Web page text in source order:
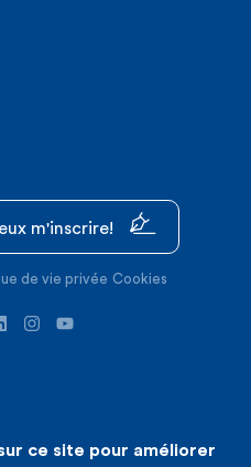
m'inscrire!
de vie privée Cookies
site internet : Expansion
ce site pour améliorer